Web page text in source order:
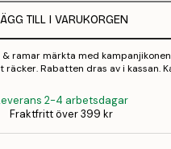
TILL I VARUKORGEN
ramar märkta med
Rabatten dras av i kassan.
2-4 arbetsdagar
Fraktfritt över 399 kr